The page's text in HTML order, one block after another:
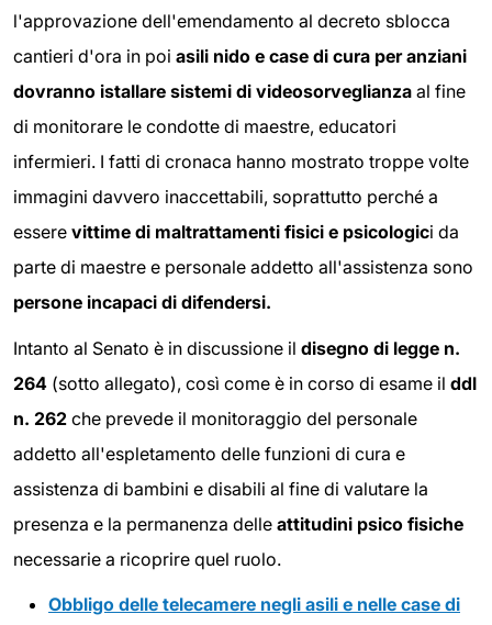
l'approvazione dell'emendamento al decreto sblocca
cantieri d'ora in poi asili nido e case di cura per anziani
dovranno istallare sistemi di videosorveglianza al fine
di monitorare le condotte di maestre, educatori
infermieri. I fatti di cronaca hanno mostrato troppe volte
immagini davvero inaccettabili, soprattutto perché a
essere vittime di maltrattamenti fisici e psicologici da
parte di maestre e personale addetto all'assistenza sono
persone incapaci di difendersi.
Intanto al Senato è in discussione il disegno di legge n.
264 (sotto allegato), così come è in corso di esame il ddl
n. 262 che prevede il monitoraggio del personale
addetto all'espletamento delle funzioni di cura e
assistenza di bambini e disabili al fine di valutare la
presenza e la permanenza delle attitudini psico fisiche
necessarie a ricoprire quel ruolo.
Obbligo delle telecamere negli asili e nelle case di